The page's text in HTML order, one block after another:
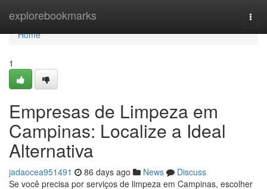
explorebookmarks
Home
Home
1
Empresas de Limpeza em
Campinas: Localize a Ideal
Alternativa
jadaocea951491 86 days ago News
Discuss
Se você precisa por serviços de limpeza em Campinas, escolher